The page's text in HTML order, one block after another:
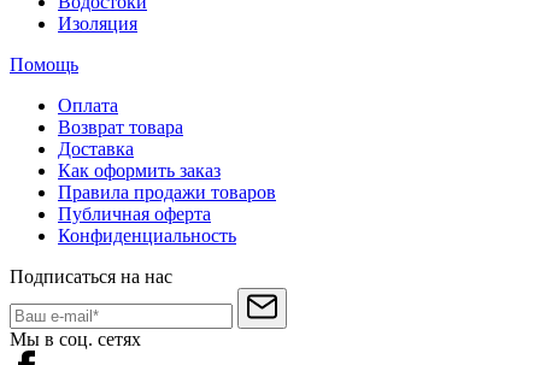
Изоляция
Помощь
Оплата
Возврат товара
Доставка
Как оформить заказ
Правила продажи товаров
Публичная оферта
Конфиденциальность
Подписаться на нас
Мы в соц. сетях